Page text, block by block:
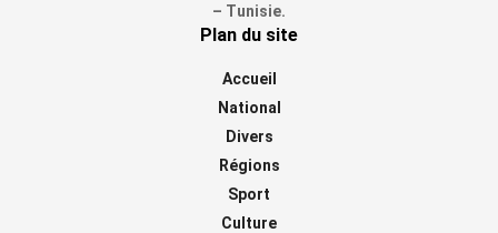
– Tunisie.
Plan du site
Accueil
National
Divers
Régions
Sport
Culture